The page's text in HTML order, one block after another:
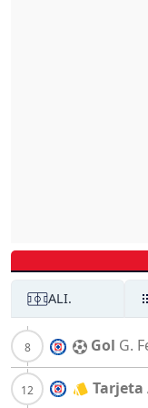
ALI.
Gol G.